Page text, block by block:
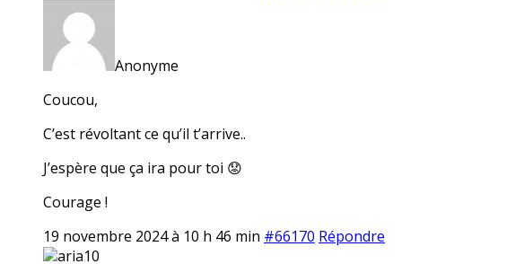
Anonyme
Coucou,
C’est révoltant ce qu’il t’arrive..
J’espère que ça ira pour toi 😟
Courage !
19 novembre 2024 à 10 h 46 min #66170 Répondre
aria10